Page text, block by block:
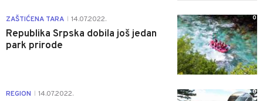
ZAŠTIĆENA TARA 14.07.2022.
Republika Srpska dobila još jedan
park prirode
0
REGION 14.07.2022. 0